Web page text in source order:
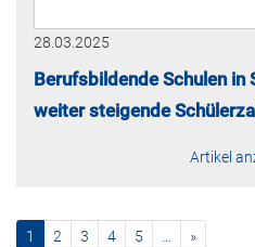
28.03.2025
Berufsbildende Schulen in
weiter steigende
Artikel
1 (current)
2 3 4 5 … »nächste